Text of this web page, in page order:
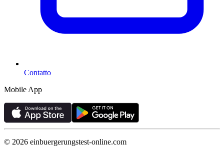
Contatto
Mobile App
© 2026 einbuergerungstest-online.com